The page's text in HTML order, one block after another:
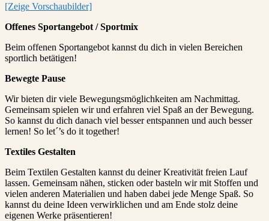
[Zeige Vorschaubilder]
Offenes Sportangebot / Sportmix
Beim offenen Sportangebot kannst du dich in vielen Bereichen
sportlich betätigen!
Bewegte Pause
Wir bieten dir viele Bewegungsmöglichkeiten am Nachmittag.
Gemeinsam spielen wir und erfahren viel Spaß an der Bewegung.
So kannst du dich danach viel besser entspannen und auch besser
lernen! So let´’s do it together!
Textiles Gestalten
Beim Textilen Gestalten kannst du deiner Kreativität freien Lauf
lassen. Gemeinsam nähen, sticken oder basteln wir mit Stoffen und
vielen anderen Materialien und haben dabei jede Menge Spaß. So
kannst du deine Ideen verwirklichen und am Ende stolz deine
eigenen Werke präsentieren!